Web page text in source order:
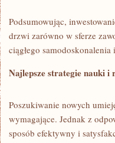
Podsumowując,
drzwi zarówno w sferze
ciągłego
Najlepsze strategie nauki
Poszukiwanie ⁤nowych
wymagające. Jednak z
sposób efektywny i